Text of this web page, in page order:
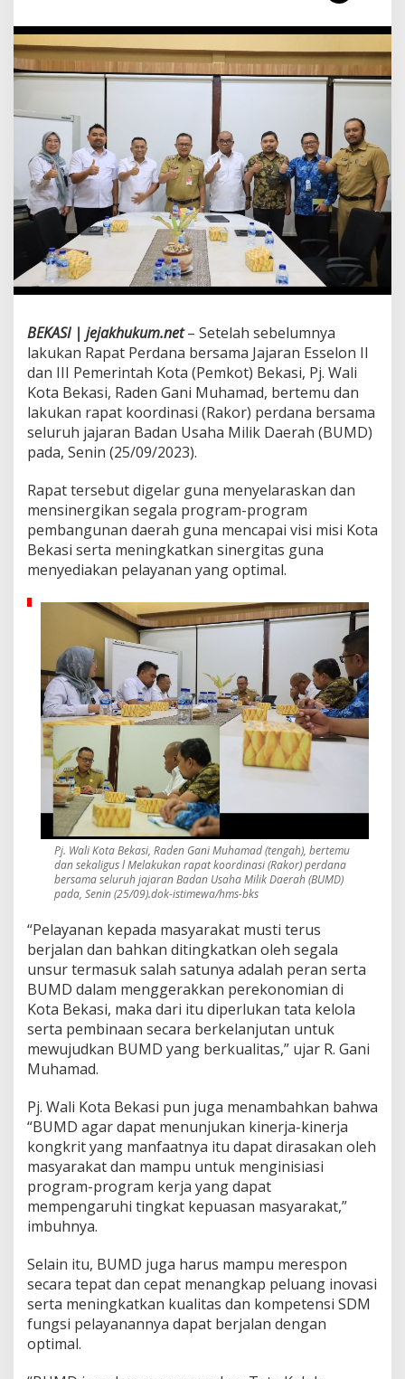
l
a
r
R
e
r
d
a
n
a
d
e
n
a
n
a
j
a
r
a
n
U
M
D
B
a
h
s
O
t
i
m
a
l
s
i
P
e
a
y
a
a
n
B
a
g
i
M
a
a
r
a
k
a
BEKASI | jejakhukum.net– Setelah sebelumnya
lakukan Rapat Perdana bersama Jajaran Esselon II
dan III Pemerintah Kota (Pemkot) Bekasi, Pj. Wali
Kota Bekasi, Raden Gani Muhamad, bertemu dan
lakukan rapat koordinasi (Rakor) perdana bersama
seluruh jajaran Badan Usaha Milik Daerah (BUMD)
pada, Senin (25/09/2023).
Rapat tersebut digelar guna menyelaraskan dan
mensinergikan segala program-program
pembangunan daerah guna mencapai visi misi Kota
Bekasi serta meningkatkan sinergitas guna
menyediakan pelayanan yang optimal.
Pj. Wali Kota Bekasi, Raden Gani Muhamad (tengah), bertemu
dan sekaligus l Melakukan rapat koordinasi (Rakor) perdana
bersama seluruh jajaran Badan Usaha Milik Daerah (BUMD)
pada, Senin (25/09).dok-istimewa/hms-bks
“Pelayanan kepada masyarakat musti terus
berjalan dan bahkan ditingkatkan oleh segala
unsur termasuk salah satunya adalah peran serta
BUMD dalam menggerakkan perekonomian di
Kota Bekasi, maka dari itu diperlukan tata kelola
serta pembinaan secara berkelanjutan untuk
mewujudkan BUMD yang berkualitas,” ujar R. Gani
Muhamad.
Pj. Wali Kota Bekasi pun juga menambahkan bahwa
“BUMD agar dapat menunjukan kinerja-kinerja
kongkrit yang manfaatnya itu dapat dirasakan oleh
masyarakat dan mampu untuk menginisiasi
program-program kerja yang dapat
mempengaruhi tingkat kepuasan masyarakat,”
imbuhnya.
Selain itu, BUMD juga harus mampu merespon
secara tepat dan cepat menangkap peluang inovasi
serta meningkatkan kualitas dan kompetensi SDM
fungsi pelayanannya dapat berjalan dengan
optimal.